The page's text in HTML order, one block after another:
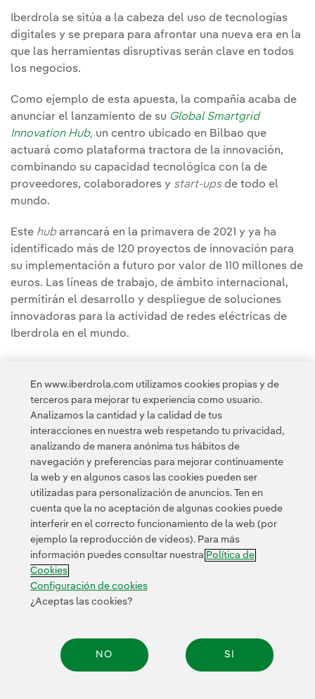
Iberdrola se sitúa a la cabeza del uso de tecnologías
digitales y se prepara para afrontar una nueva era en la
que las herramientas disruptivas serán clave en todos
los negocios.
Como ejemplo de esta apuesta, la compañía acaba de
anunciar el lanzamiento de su Global Smartgrid
Innovation Hub, un centro ubicado en Bilbao que
actuará como plataforma tractora de la innovación,
combinando su capacidad tecnológica con la de
proveedores, colaboradores y start-upsde todo el
mundo.
Este hub arrancará en la primavera de 2021 y ya ha
identificado más de 120 proyectos de innovación para
su implementación a futuro por valor de 110 millones de
euros. Las líneas de trabajo, de ámbito internacional,
permitirán el desarrollo y despliegue de soluciones
innovadoras para la actividad de redes eléctricas de
Iberdrola en el mundo.
Acceso a información legal
Contacta Política de Privacidad Información legal
Transparencia en el uso de la IA Política de cookies
Configuración de cookies Accesibilidad Canal de denuncias
© 2026 Iberdrola, S.A. Reservados todos los derechos.
En www.iberdrola.com utilizamos cookies propias y de
terceros para mejorar tu experiencia como usuario.
Analizamos la cantidad y la calidad de tus
interacciones en nuestra web respetando tu privacidad,
analizando de manera anónima tus hábitos de
navegación y preferencias para mejorar continuamente
la web y en algunos casos las cookies pueden ser
utilizadas para personalización de anuncios. Ten en
cuenta que la no aceptación de algunas cookies puede
interferir en el correcto funcionamiento de la web (por
ejemplo la reproducción de videos). Para más
información puedes consultar nuestra Política de
Cookies
Configuración de cookies
¿Aceptas las cookies?
NO SI